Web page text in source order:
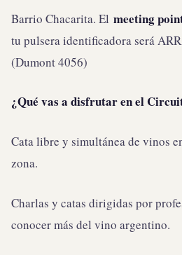
Barrio Chacarita. El meeting
tu pulsera identificadora será
(Dumont 4056)
¿Qué vas a disfrutar en el
Cata libre y simultánea de vinos
zona.
Charlas y catas dirigidas por
conocer más del vino argentino.